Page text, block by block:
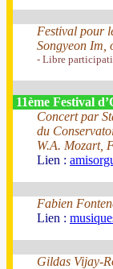
Festival pour
Songyeon Im,
- Libre
11ème Festival
Concert par
du
W.A. Mozart,
Lien :
Fabien
Lien :
Gildas Vijay-